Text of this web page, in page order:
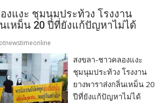
งแงะ ชุมนุมประท้วง โรงงาน
เหม็น 20 ปีที่ยังแก้ปัญหาไม่ได้
สงขลา-ชาวคลองแงะ
ชุมนุมประท้วง โรงงาน
ยางพาราส่งกลิ่นเหม็น 20
ปีที่ยังแก้ปัญหาไม่ได้